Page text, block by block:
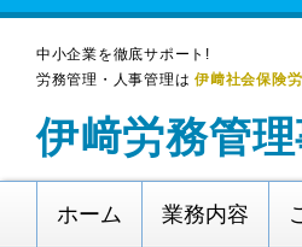
中小企業を徹底サポート!
労務管理・人事管理は伊﨑社会保険
伊﨑労務管
ホーム 業務内容